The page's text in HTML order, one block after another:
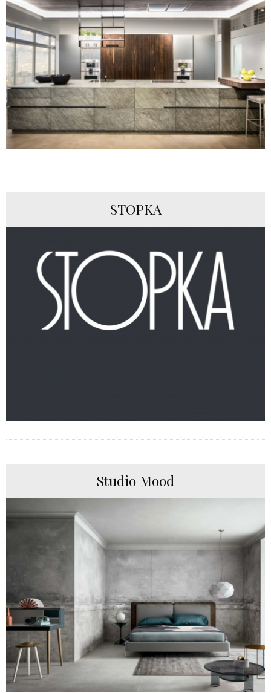
STOPKA
Studio Mood